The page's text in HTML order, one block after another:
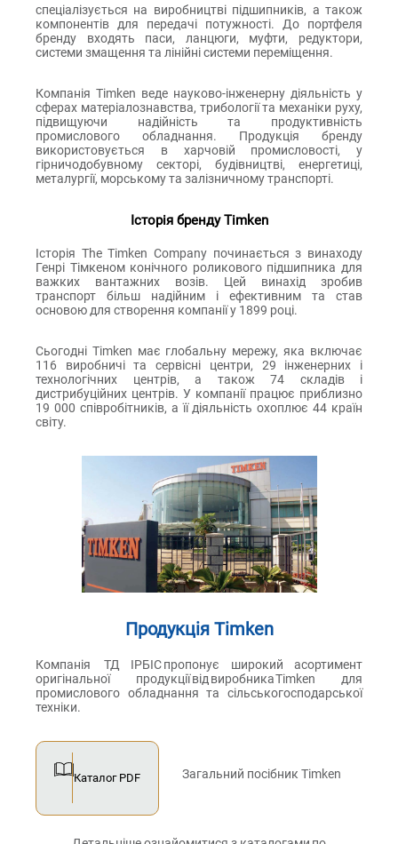
спеціалізується на виробництві підшипників, а також
компонентів для передачі потужності. До портфеля
бренду входять паси, ланцюги, муфти, редуктори,
системи змащення та лінійні системи переміщення.
Компанія Timken веде науково-інженерну діяльність у
сферах матеріалознавства, трибології та механіки руху,
підвищуючи надійність та продуктивність
промислового обладнання. Продукція бренду
використовується в харчовій промисловості, у
гірничодобувному секторі, будівництві, енергетиці,
металургії, морському та залізничному транспорті.
Історія бренду Timken
Історія The Timken Company починається з винаходу
Генрі Тімкеном конічного роликового підшипника для
важких вантажних возів. Цей винахід зробив
транспорт більш надійним і ефективним та став
основою для створення компанії у 1899 році.
Сьогодні Timken має глобальну мережу, яка включає
116 виробничі та сервісні центри, 29 інженерних і
технологічних центрів, а також 74 складів і
дистрибуційних центрів. У компанії працює приблизно
19 000 співробітників, а її діяльність охоплює 44 країн
світу.
Продукція Timken
Компанія ТД ІРБІС пропонує широкий асортимент
оригінальної продукції від виробника Timken для
промислового обладнання та сільськогосподарської
техніки.
Каталог PDF Загальний посібник Timken